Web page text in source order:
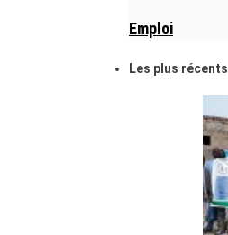
Emploi
Les plus récents